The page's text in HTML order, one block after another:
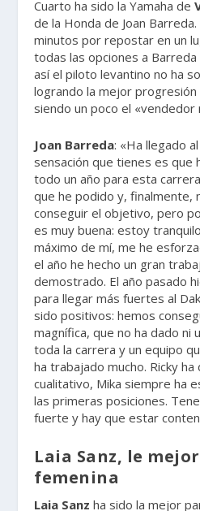
Cuarto ha sido la Yamaha de
de la Honda de Joan
minutos por repostar en un
todas las opciones a
así el piloto levantino no ha
logrando la mejor
siendo un poco el
Joan Barreda: «Ha llegado
sensación que tienes es que
todo un año para esta
que he podido y, finalmente,
conseguir el objetivo, pero
es muy buena: estoy
máximo de mí, me he
el año he hecho un gran
demostrado. El año pasado
para llegar más fuertes al
sido positivos: hemos
magnífica, que no ha dado ni
toda la carrera y un equipo
ha trabajado mucho. Ricky
cualitativo, Mika siempre ha
las primeras posiciones.
fuerte y hay que estar
Laia Sanz, le
femenina
Laia Sanz ha sido la mejor